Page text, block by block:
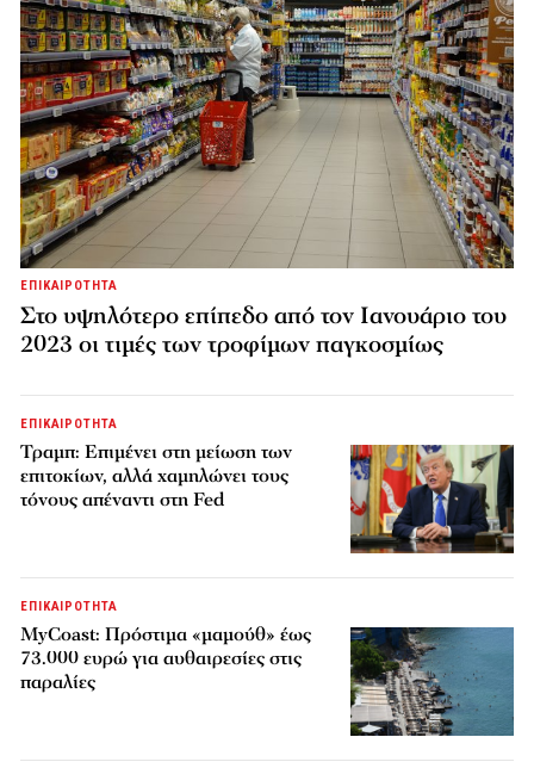
ΕΠΙΚΑΙΡΟΤΗΤΑ
Στο υψηλότερο επίπεδο από τον Ιανουάριο του
2023 οι τιμές των τροφίμων παγκοσμίως
ΕΠΙΚΑΙΡΟΤΗΤΑ
Τραμπ: Επιμένει στη μείωση των
επιτοκίων, αλλά χαμηλώνει τους
τόνους απέναντι στη Fed
ΕΠΙΚΑΙΡΟΤΗΤΑ
MyCoast: Πρόστιμα «μαμούθ» έως
73.000 ευρώ για αυθαιρεσίες στις
παραλίες